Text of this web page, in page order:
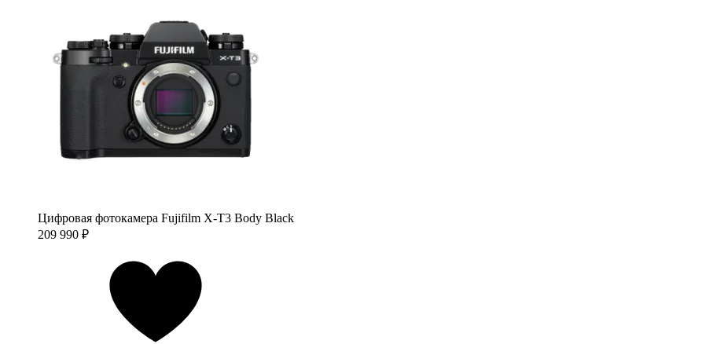
Цифровая фотокамера Fujifilm X-T3 Body Black
209 990 ₽